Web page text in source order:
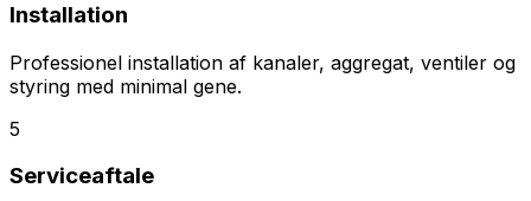
Installation
Professionel installation af kanaler, aggregat, ventiler og
styring med minimal gene.
5
Serviceaftale